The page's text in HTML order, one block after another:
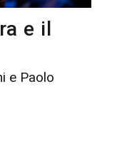
e il
e Paolo